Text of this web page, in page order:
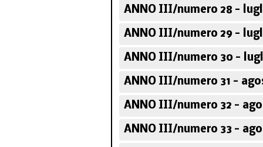
ANNO III/numero 28 -
ANNO III/numero 29 -
ANNO III/numero 30 -
ANNO III/numero 31 -
ANNO III/numero 32 -
ANNO III/numero 33 -